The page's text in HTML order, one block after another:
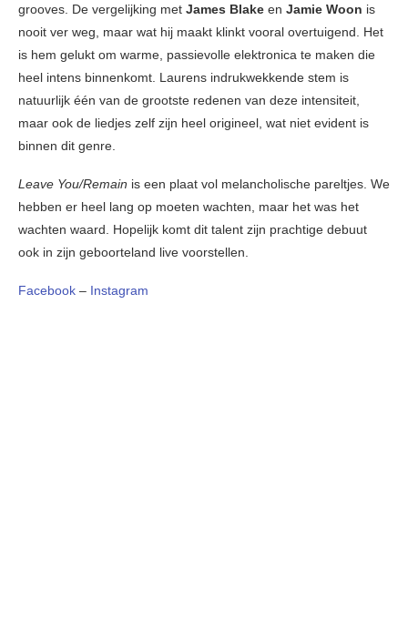
grooves. De vergelijking met James Blake en Jamie Woon is
nooit ver weg, maar wat hij maakt klinkt vooral overtuigend. Het
is hem gelukt om warme, passievolle elektronica te maken die
heel intens binnenkomt. Laurens indrukwekkende stem is
natuurlijk één van de grootste redenen van deze intensiteit,
maar ook de liedjes zelf zijn heel origineel, wat niet evident is
binnen dit genre.
Leave You/Remain is een plaat vol melancholische pareltjes. We
hebben er heel lang op moeten wachten, maar het was het
wachten waard. Hopelijk komt dit talent zijn prachtige debuut
ook in zijn geboorteland live voorstellen.
Facebook – Instagram